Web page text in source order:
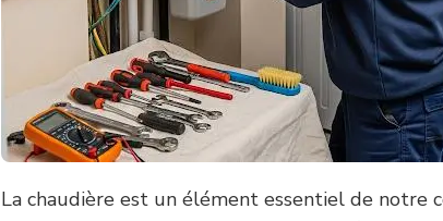
La chaudière est un élément essentiel de notre